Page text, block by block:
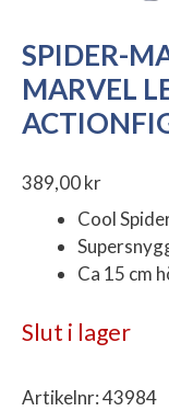
SPIDER-
MARVEL
389,00kr
Cool
Ca 15 cm
Slut i lager
Artikelnr:43984